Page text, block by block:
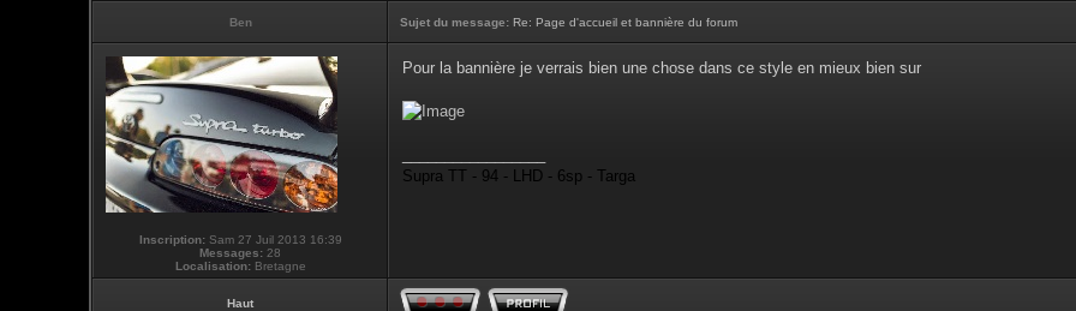
Ben Sujet du message: Re: Page d'accueil et bannière du forum
Inscription:Sam 27 Juil 2013 16:39
Messages: 28
Localisation:Bretagne
Pour la bannière je verrais bien une chose dans ce style en mieux bien sur
Supra TT - 94 - LHD - 6sp - Targa
Haut